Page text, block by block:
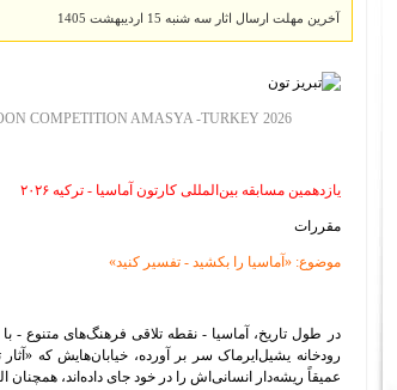
آخرین مهلت ارسال اثار سه شنبه 15 اردیبهشت 1405
COMPETITION AMASYA -TURKEY 2026
یازدهمین مسابقه بین‌المللی کارتون آماسیا - ترکیه ۲۰۲۶
مقررات
موضوع: «آماسیا را بکشید - تفسیر کنید»
در طول تاریخ، آماسیا - نقطه تلاقی فرهنگ‌های متنوع -
رودخانه یشیل‌ایرماک سر بر آورده، خیابان‌هایش که
عمیقاً ریشه‌دار انسانی‌اش را در خود جای داده‌اند،